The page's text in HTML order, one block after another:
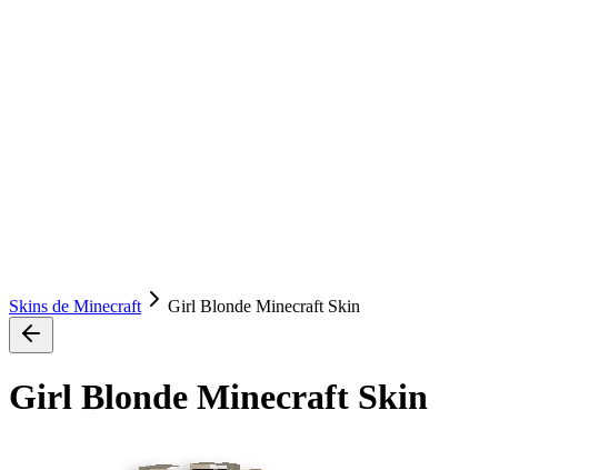
Skins de Minecraft Girl Blonde Minecraft Skin
Girl Blonde Minecraft Skin